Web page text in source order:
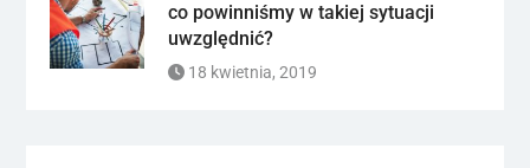
co powinniśmy w takiej sytuacji
uwzględnić?
18 kwietnia, 2019